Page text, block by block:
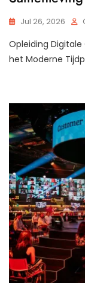
Jul 26, 2026
Opleiding
het Moderne